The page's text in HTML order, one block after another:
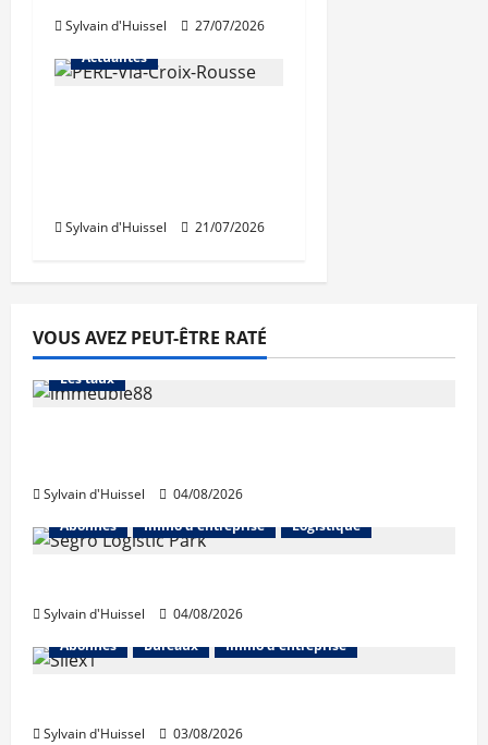
Sylvain d'Huissel
27/07/2026
Actualités
Sylvain d'Huissel 21/07/2026
VOUS AVEZ PEUT-ÊTRE RATÉ
Abonnés Financement
L'avis des courtiers
Les taux
Sylvain d'Huissel
04/08/2026
Abonnés
Immo d'entreprise Logistique
Sylvain d'Huissel
04/08/2026
Abonnés
Bureaux Immo d'entreprise
Sylvain d'Huissel
03/08/2026